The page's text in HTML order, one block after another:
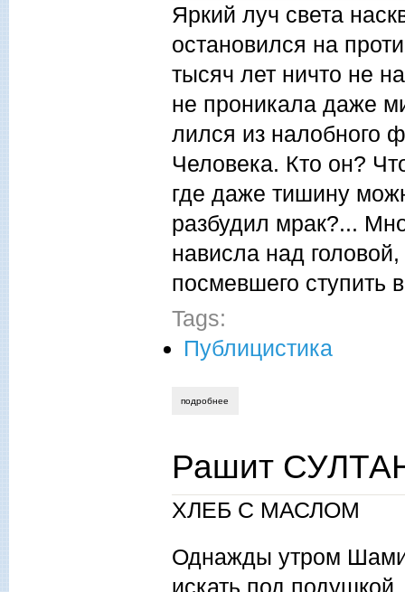
Яркий луч света
остановился на
тысяч лет ничто не
не проникала даже
лился из налобного
Человека. Кто он?
где даже тишину
разбудил мрак?...
нависла над
посмевшего ступить
Tags:
Публицистика
подробнее
Рашит
ХЛЕБ С МАСЛОМ
Однажды утром
искать под